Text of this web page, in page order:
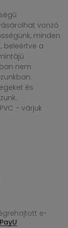
vonzó
minden
beleértve a
nem
és
– várjuk
e-
PayU